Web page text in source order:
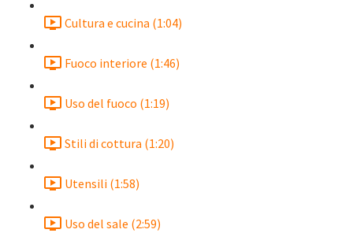
Cultura e cucina (1:04)
Fuoco interiore (1:46)
Uso del fuoco (1:19)
Stili di cottura (1:20)
Utensili (1:58)
Uso del sale (2:59)